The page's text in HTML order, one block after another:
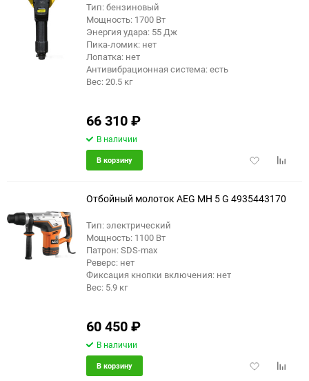
Тип: бензиновый
Мощность: 1700 Вт
Энергия удара: 55 Дж
Пика-ломик: нет
Лопатка: нет
Антивибрационная система: есть
Вес: 20.5 кг
66 310₽
В наличии
Добавить
В корзину
Отбойный молоток AEG MH 5 G 4935443170
Тип: электрический
Мощность: 1100 Вт
Патрон: SDS-max
Реверс: нет
Фиксация кнопки включения: нет
Вес: 5.9 кг
60 450₽
В наличии
Добавить
В корзину